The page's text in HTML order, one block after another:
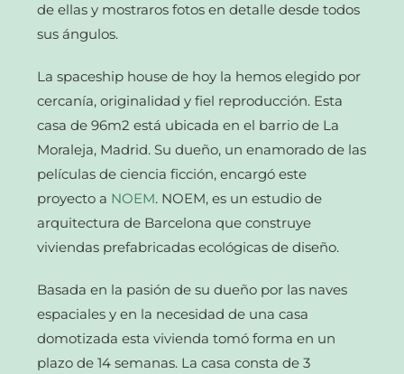
de ellas y mostraros fotos en detalle desde todos
sus ángulos.
La spaceship house de hoy la hemos elegido por
cercanía, originalidad y fiel reproducción. Esta
casa de 96m2 está ubicada en el barrio de La
Moraleja, Madrid. Su dueño, un enamorado de las
películas de ciencia ficción, encargó este
proyecto a NOEM. NOEM, es un estudio de
arquitectura de Barcelona que construye
viviendas prefabricadas ecológicas de diseño.
Basada en la pasión de su dueño por las naves
espaciales y en la necesidad de una casa
domotizada esta vivienda tomó forma en un
plazo de 14 semanas. La casa consta de 3